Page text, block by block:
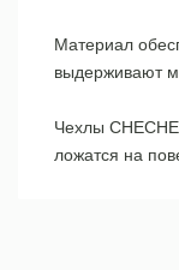
Материал
выдерживают
Чехлы
ложатся на